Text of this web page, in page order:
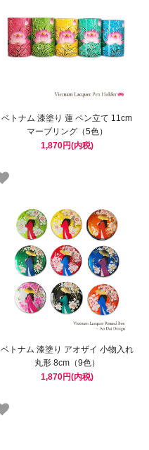
ベトナム 漆塗り 蓮 ペン立て 11cm
マーブリング（5色）
1,870円(内税)
ベトナム 漆塗り アオザイ 小物入れ
丸形 8cm（9色）
1,870円(内税)